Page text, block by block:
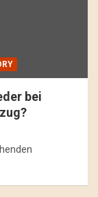
bei